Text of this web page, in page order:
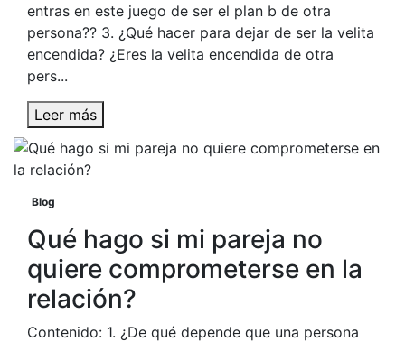
entras en este juego de ser el plan b de otra
persona?? 3. ¿Qué hacer para dejar de ser la velita
encendida? ¿Eres la velita encendida de otra
pers...
Leer más
Blog
Qué hago si mi pareja no
quiere comprometerse en la
relación?
Contenido: 1. ¿De qué depende que una persona